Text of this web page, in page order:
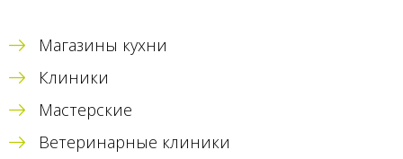
Магазины кухни
Клиники
Мастерские
Ветеринарные клиники